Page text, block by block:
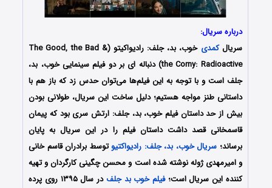
درباره سریال:
سریالکمدی
خوب، بد، جلف: رادیواکیتو (The Good, the Bad &
the Corny: Radioactive) دنباله ای بر دو فیلم سینمایی خوب، بد،
جلف است و با توجه به این فیلم‌ها می‌توان حدس زد که باز هم با
داستانی طنز مواجه هستیم؛ دلیل ساخت این سریال، طولانی بودن
بیش از حد داستان فیلم خوب، بد، جلف: ارتش سری بود که پیمان
قاسمخانی قصد داشت داستان فیلم را در این سریال به پایان
برساند؛ سریال خوب، بد، جلف: رادیواکتیوتوسط برادران قاسم خانی
و امیرمهدی ژوله نوشته شده است و محسن چگینی کارگردان و تهیه
کننده این سریال است؛فیلم خوب بد جلف
در سال ۱۳۹۵ روی پرده